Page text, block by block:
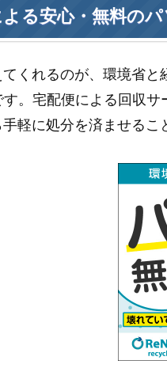
る安心・無料の
くれるのが、環境省
す。宅配便による回収
軽に処分を済ませるこ